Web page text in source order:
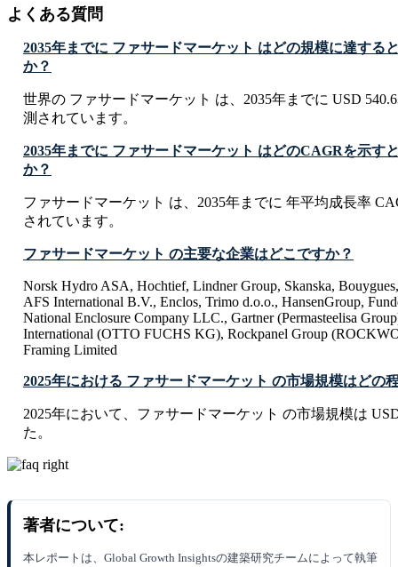
よくある質問
2035年までに ファサードマーケット はどの規模に達する
か？
世界の ファサードマーケット は、2035年までに USD
測されています。
2035年までに ファサードマーケット はどのCAGRを示す
か？
ファサードマーケット は、2035年までに 年平均成長率
されています。
ファサードマーケット の主要な企業はどこですか？
Norsk Hydro ASA, Hochtief, Lindner Group, Skanska,
AFS International B.V., Enclos, Trimo d.o.o., HansenGroup,
National Enclosure Company LLC., Gartner (Permasteelisa
International (OTTO FUCHS KG), Rockpanel Group
Framing Limited
2025年における ファサードマーケット の市場規模はどの
2025年において、ファサードマーケット の市場規模は
た。
著者について:
本レポートは、Global Growth Insightsの建築研究チームによって執筆